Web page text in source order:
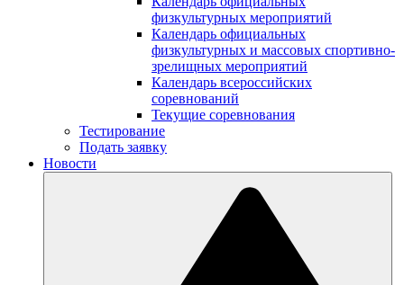
физкультурных мероприятий
Календарь официальных
физкультурных и массовых спортивно-
зрелищных мероприятий
Календарь всероссийских
соревнований
Текущие соревнования
Тестирование
Подать заявку
Новости